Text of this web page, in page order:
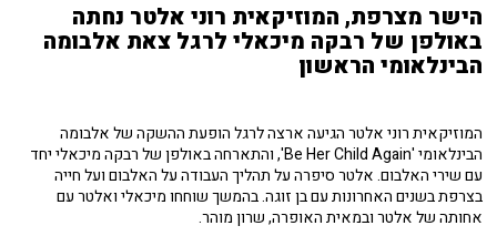
הישר מצרפת, המוזיקאית רוני אלטר נחתה
באולפן של רבקה מיכאלי לרגל צאת אלבומה
הבינלאומי הראשון
המוזיקאית רוני אלטר הגיעה ארצה לרגל הופעת ההשקה של אלבומה
הבינלאומי 'Be Her Child Again', והתארחה באולפן של רבקה מיכאלי יחד
עם שירי האלבום. אלטר סיפרה על תהליך העבודה על האלבום ועל חייה
בצרפת בשנים האחרונות עם בן זוגה. בהמשך שוחחו מיכאלי ואלטר עם
אחותה של אלטר ובמאית האופרה, שרון מוהר.